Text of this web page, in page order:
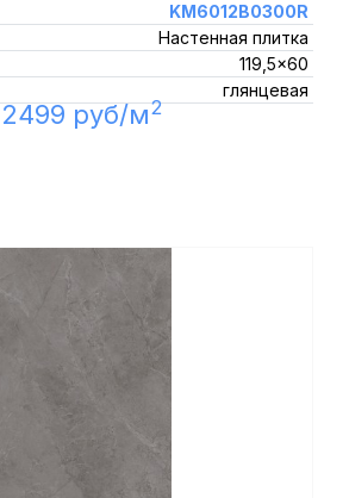
KM6012B0300R
Настенная плитка
119,5x60
глянцевая
2499 руб/м2